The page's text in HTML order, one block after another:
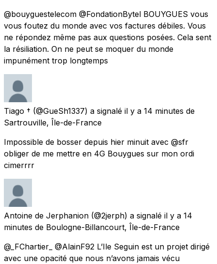
@bouyguestelecom @FondationBytel BOUYGUES vous
vous foutez du monde avec vos factures débiles. Vous
ne répondez même pas aux questions posées. Cela sent
la résiliation. On ne peut se moquer du monde
impunément trop longtemps
Tiago † (@GueSh1337) a signalé il y a 14 minutes de
Sartrouville, Île-de-France
Impossible de bosser depuis hier minuit avec @sfr
obliger de me mettre en 4G Bouygues sur mon ordi
cimerrrr
Antoine de Jerphanion (@2jerph) a signalé il y a 14
minutes de Boulogne-Billancourt, Île-de-France
@_FChartier_ @AlainF92 L’Ile Seguin est un projet dirigé
avec une opacité que nous n’avons jamais vécu